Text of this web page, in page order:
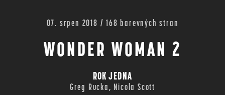
07. srpen 2018 / 168 barevných stran
WONDER WOMAN 2
ROK JEDNA
Greg Rucka, Nicola Scott